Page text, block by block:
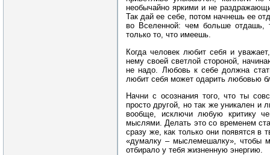
необычайно яркими и не
Так дай ее себе, потом начнешь ее
во Вселенной: чем больше
только то, что имеешь.
Когда человек любит себя и
нему своей светлой стороной,
не надо. Любовь к себе должна
любит себя может одарить любовью
Начни с осознания того, что ты
просто другой, но так же уникален и
вообще, исключи любую критику
мыслями. Делать это со временем
сразу же, как только они появятся в
«думалку – мыслемешалку», чтобы
отбирало у тебя жизненную энергию.